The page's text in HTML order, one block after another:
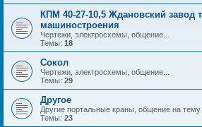
КПМ 40-27-10,5 Ждановский завод
машиностроения
Чертежи, электросхемы, общение...
Темы: 18
Сокол
Чертежи, электросхемы, общение...
Темы: 29
Другое
Другие портальные краны, общение на
Темы: 23